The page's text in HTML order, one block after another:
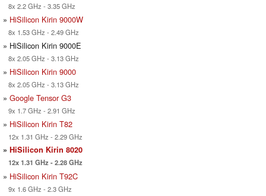
8x 2.2 GHz - 3.35 GHz
» HiSilicon Kirin 9000W
8x 1.53 GHz - 2.49 GHz
» HiSilicon Kirin 9000E
8x 2.05 GHz - 3.13 GHz
» HiSilicon Kirin 9000
8x 2.05 GHz - 3.13 GHz
» Google Tensor G3
9x 1.7 GHz - 2.91 GHz
» HiSilicon Kirin T82
12x 1.31 GHz - 2.29 GHz
» HiSilicon Kirin 8020
12x 1.31 GHz - 2.28 GHz
» HiSilicon Kirin T92C
9x 1.6 GHz - 2.3 GHz